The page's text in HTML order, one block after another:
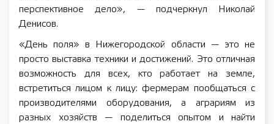
перспективное дело», — подчеркнул Николай
Денисов.
«День поля» в Нижегородской области — это не
просто выставка техники и достижений. Это отличная
возможность для всех, кто работает на земле,
встретиться лицом к лицу: фермерам пообщаться с
производителями оборудования, а аграриям из
разных хозяйств — поделиться опытом и найти